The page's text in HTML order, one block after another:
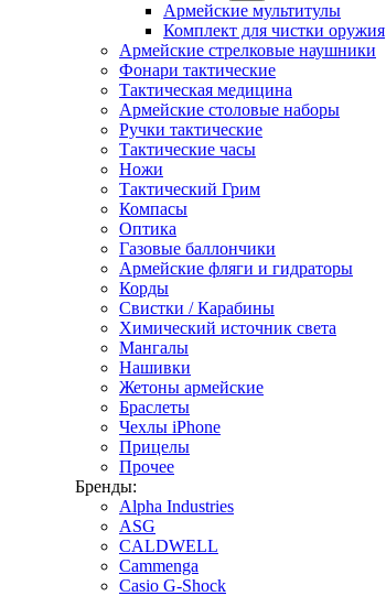
Армейские мультитулы
Комплект для чистки оружия
Армейские стрелковые наушники
Фонари тактические
Тактическая медицина
Армейские столовые наборы
Ручки тактические
Тактические часы
Ножи
Тактический Грим
Компасы
Оптика
Газовые баллончики
Армейские фляги и гидраторы
Корды
Свистки / Карабины
Химический источник света
Мангалы
Нашивки
Жетоны армейские
Браслеты
Чехлы iPhone
Прицелы
Прочее
Бренды:
Alpha Industries
ASG
CALDWELL
Cammenga
Casio G-Shock